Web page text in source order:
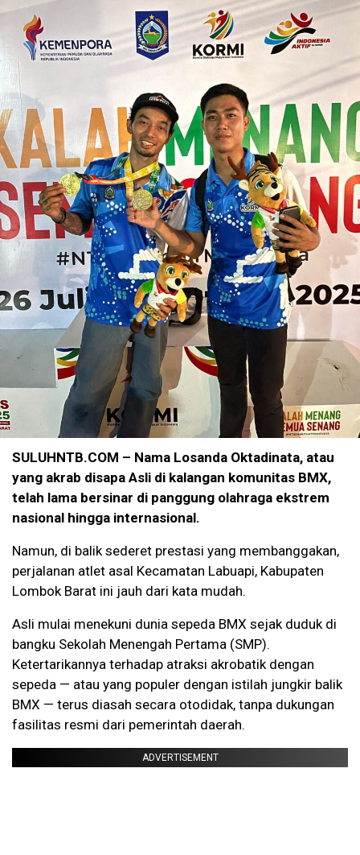
SULUHNTB.COM – Nama Losanda Oktadinata, atau
yang akrab disapa Asli di kalangan komunitas BMX,
telah lama bersinar di panggung olahraga ekstrem
nasional hingga internasional.
Namun, di balik sederet prestasi yang membanggakan,
perjalanan atlet asal Kecamatan Labuapi, Kabupaten
Lombok Barat ini jauh dari kata mudah.
Asli mulai menekuni dunia sepeda BMX sejak duduk di
bangku Sekolah Menengah Pertama (SMP).
Ketertarikannya terhadap atraksi akrobatik dengan
sepeda — atau yang populer dengan istilah jungkir balik
BMX — terus diasah secara otodidak, tanpa dukungan
fasilitas resmi dari pemerintah daerah.
ADVERTISEMENT